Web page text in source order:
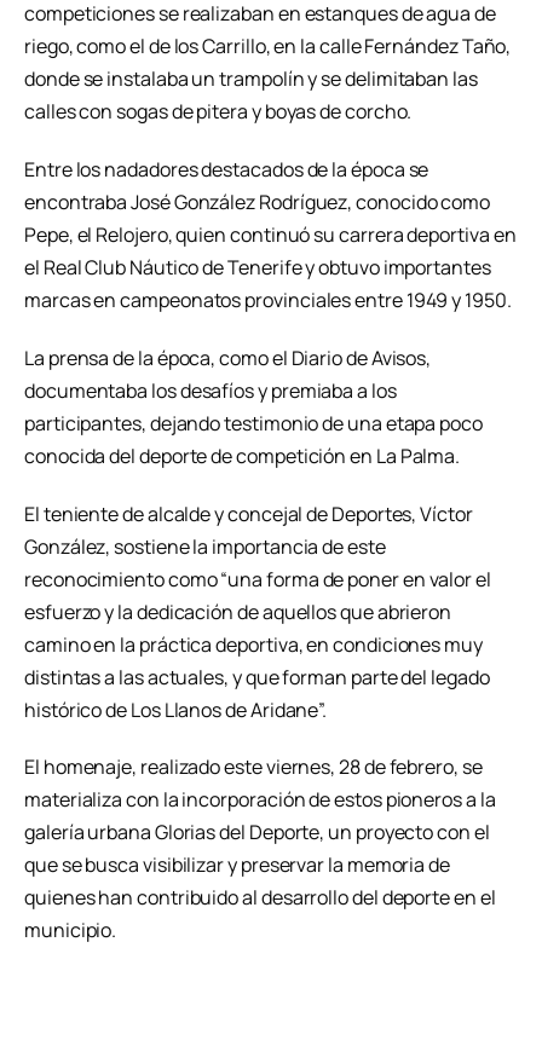
competiciones se realizaban en estanques de agua de
riego, como el de los Carrillo, en la calle Fernández Taño,
donde se instalaba un trampolín y se delimitaban las
calles con sogas de pitera y boyas de corcho.
Entre los nadadores destacados de la época se
encontraba José González Rodríguez, conocido como
Pepe, el Relojero, quien continuó su carrera deportiva en
el Real Club Náutico de Tenerife y obtuvo importantes
marcas en campeonatos provinciales entre 1949 y 1950.
La prensa de la época, como el Diario de Avisos,
documentaba los desafíos y premiaba a los
participantes, dejando testimonio de una etapa poco
conocida del deporte de competición en La Palma.
El teniente de alcalde y concejal de Deportes, Víctor
González, sostiene la importancia de este
reconocimiento como “una forma de poner en valor el
esfuerzo y la dedicación de aquellos que abrieron
camino en la práctica deportiva, en condiciones muy
distintas a las actuales, y que forman parte del legado
histórico de Los Llanos de Aridane”.
El homenaje, realizado este viernes, 28 de febrero, se
materializa con la incorporación de estos pioneros a la
galería urbana Glorias del Deporte, un proyecto con el
que se busca visibilizar y preservar la memoria de
quienes han contribuido al desarrollo del deporte en el
municipio.